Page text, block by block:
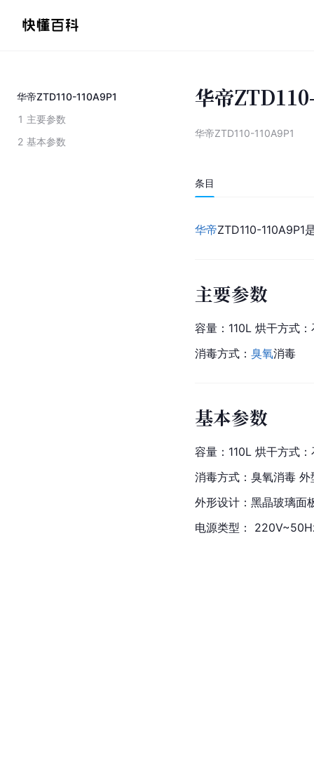
华帝ZTD110-110A9P1
1 主要参数
2 基本参数
华帝
华帝ZTD110-110A9P1
条目
华帝ZTD110-110A9P1
主要参数
容量：110L 烘干方式
消毒方式： 臭氧消毒
基本参数
容量：110L 烘干方式
消毒方式：臭氧消毒
外形设计：黑晶玻璃
电源类型：